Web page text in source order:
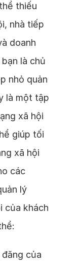
thiếu
nhà tiếp
doanh
là chủ
nhỏ quản
là một tập
xã hội
giúp tối
xã hội
các
lý
của khách
của